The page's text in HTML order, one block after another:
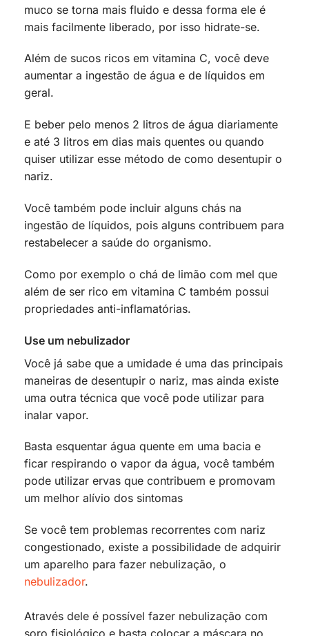
muco se torna mais fluido e dessa forma ele é
mais facilmente liberado, por isso hidrate-se.
Além de sucos ricos em vitamina C, você deve
aumentar a ingestão de água e de líquidos em
geral.
E beber pelo menos 2 litros de água diariamente
e até 3 litros em dias mais quentes ou quando
quiser utilizar esse método de como desentupir o
nariz.
Você também pode incluir alguns chás na
ingestão de líquidos, pois alguns contribuem para
restabelecer a saúde do organismo.
Como por exemplo o chá de limão com mel que
além de ser rico em vitamina C também possui
propriedades anti-inflamatórias.
Use um nebulizador
Você já sabe que a umidade é uma das principais
maneiras de desentupir o nariz, mas ainda existe
uma outra técnica que você pode utilizar para
inalar vapor.
Basta esquentar água quente em uma bacia e
ficar respirando o vapor da água, você também
pode utilizar ervas que contribuem e promovam
um melhor alívio dos sintomas
Se você tem problemas recorrentes com nariz
congestionado, existe a possibilidade de adquirir
um aparelho para fazer nebulização, o
nebulizador.
Através dele é possível fazer nebulização com